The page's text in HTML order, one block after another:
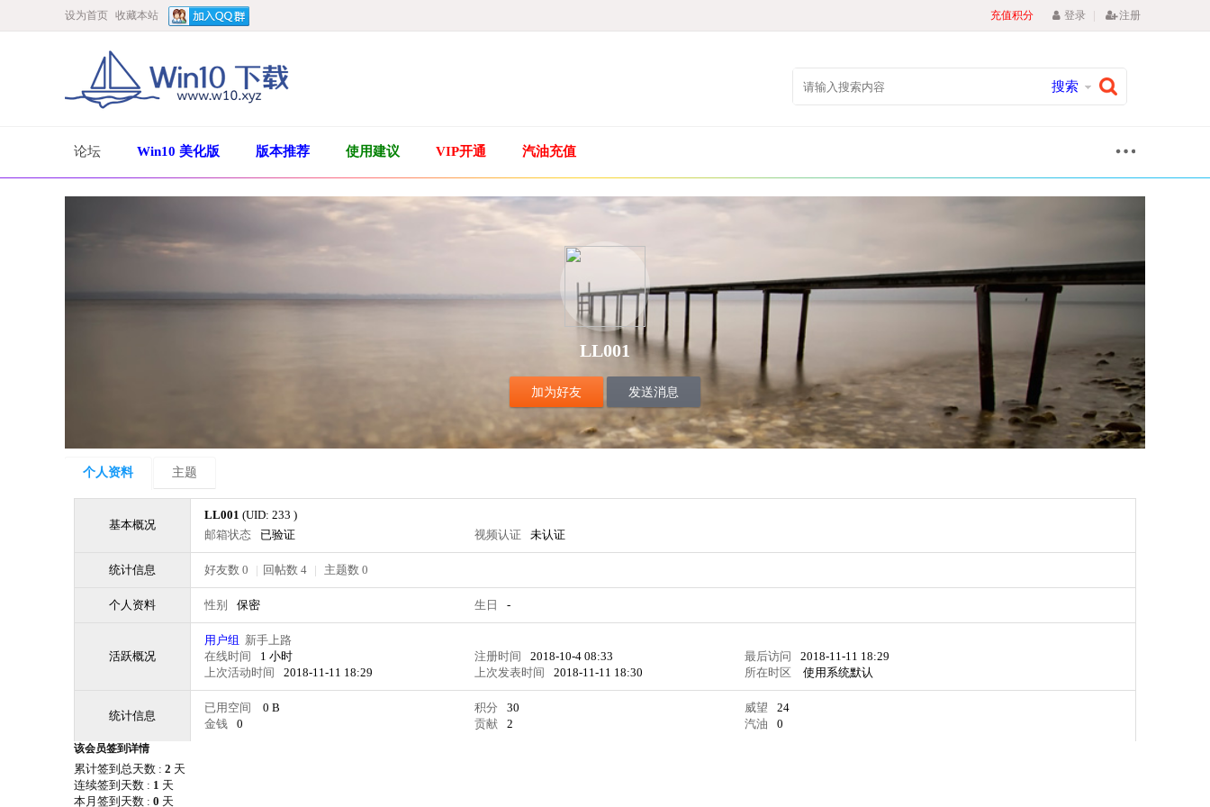
设为首页 收藏本站 充值积分 登录 | 注册
搜索
论坛 Win10 美化版 版本推荐 使用建议 VIP开通 汽油充值
LL001
加为好友 发送消息
个人资料 主题
基本概况
LL001 (UID: 233 )
邮箱状态
已验证 视频认证 未认证
统计信息 好友数 0 | 回帖数 4 | 主题数 0
个人资料 性别 保密 生日 -
活跃概况
用户组 新手上路
在线时间
1 小时 注册时间 2018-10-4 08:33 最后访问
2018-11-11 18:29
上次活动时间
2018-11-11 18:29 上次发表时间 2018-11-11 18:30 所在时区 使用系统默认
统计信息
已用空间 0 B 积分 30 威望
24
金钱
0 贡献 2 汽油 0
该会员签到详情
累计签到总天数 : 2 天
连续签到天数 : 1 天
本月签到天数 : 0 天